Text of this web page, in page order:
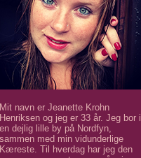
Mit navn er Jeanette Krohn
Henriksen og jeg er 33 år. Jeg bor i
en dejlig lille by på Nordfyn,
sammen med min vidunderlige
Kæreste. Til hverdag har jeg den